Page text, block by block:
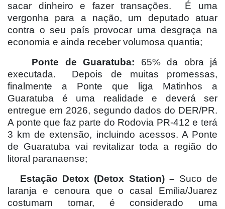
sacar dinheiro e fazer transações.
É uma
vergonha para a nação, um deputado atuar
contra o seu país provocar uma desgraça na
economia e ainda receber volumosa quantia;
Ponte de Guaratuba: 65% da obra já
executada.
Depois de muitas promessas,
finalmente a Ponte que liga Matinhos a
Guaratuba é uma realidade e deverá ser
entregue em 2026, segundo dados do DER/PR.
A ponte que faz parte do Rodovia PR-412 e terá
3 km de extensão, incluindo acessos. A Ponte
de Guaratuba vai revitalizar toda a região do
litoral paranaense;
Estação Detox (Detox Station) – Suco de
laranja e cenoura que o casal Emília/Juarez
costumam tomar, é considerado uma